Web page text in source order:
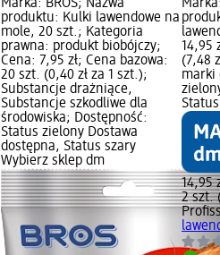
Marka: BROS; Nazwa
produktu: Kulki lawendowe na
mole, 20 szt.; Kategoria
prawna: produkt biobójczy;
Cena: 7,95 zł; Cena bazowa:
20 szt. (0,40 zł za 1 szt.);
Substancje drażniące,
Substancje szkodliwe dla
środowiska; Dostępność:
Status zielony Dostawa
dostępna, Status szary
Wybierz sklep dm
14,95
(7,48
marki
14,95
2 szt.